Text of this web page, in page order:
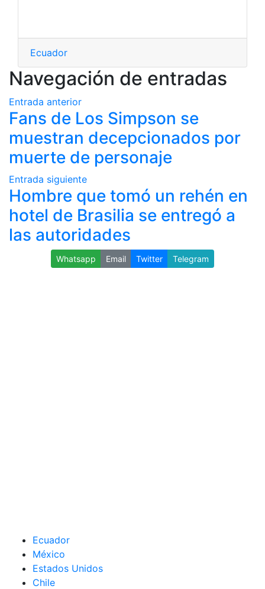
Ecuador
Navegación de entradas
Entrada anterior
Fans de Los Simpson se
muestran decepcionados por
muerte de personaje
Entrada siguiente
Hombre que tomó un rehén en
hotel de Brasilia se entregó a
las autoridades
Whatsapp Email Twitter Telegram
Ecuador
México
Estados Unidos
Chile